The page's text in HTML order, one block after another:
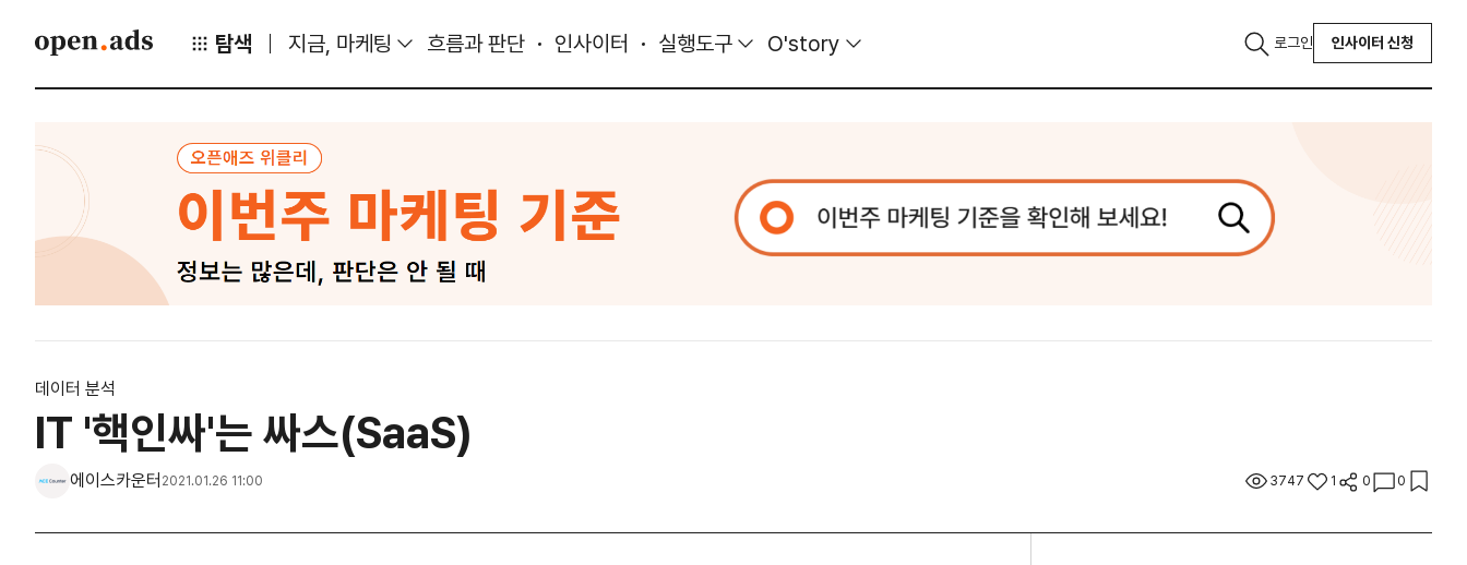
탐색 지금, 마케팅 흐름과 판단 인사이터 실행도구 O'story 로그인 인사이터 신청
데이터 분석
IT '핵인싸'는 싸스(SaaS)
에이스카운터 2021.01.26 11:00 3747 1 0 0